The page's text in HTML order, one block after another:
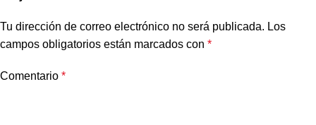
Tu dirección de correo electrónico no será publicada. Los
campos obligatorios están marcados con *
Comentario *